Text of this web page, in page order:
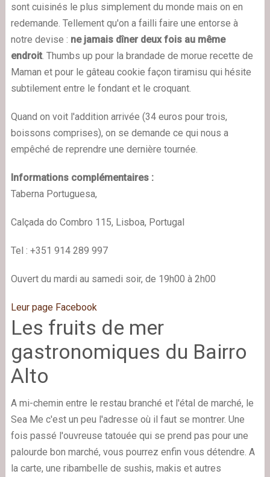
sont cuisinés le plus simplement du monde mais on en
redemande. Tellement qu'on a failli faire une entorse à
notre devise : ne jamais dîner deux fois au même
endroit. Thumbs up pour la brandade de morue recette de
Maman et pour le gâteau cookie façon tiramisu qui hésite
subtilement entre le fondant et le croquant.
Quand on voit l'addition arrivée (34 euros pour trois,
boissons comprises), on se demande ce qui nous a
empêché de reprendre une dernière tournée.
Informations complémentaires :
Taberna Portuguesa,
Calçada do Combro 115, Lisboa, Portugal
Tel : +351 914 289 997
Ouvert du mardi au samedi soir, de 19h00 à 2h00
Leur page Facebook
Les fruits de mer
gastronomiques du Bairro
Alto
A mi-chemin entre le restau branché et l'étal de marché, le
Sea Me c'est un peu l'adresse où il faut se montrer. Une
fois passé l'ouvreuse tatouée qui se prend pas pour une
palourde bon marché, vous pourrez enfin vous détendre. A
la carte, une ribambelle de sushis, makis et autres